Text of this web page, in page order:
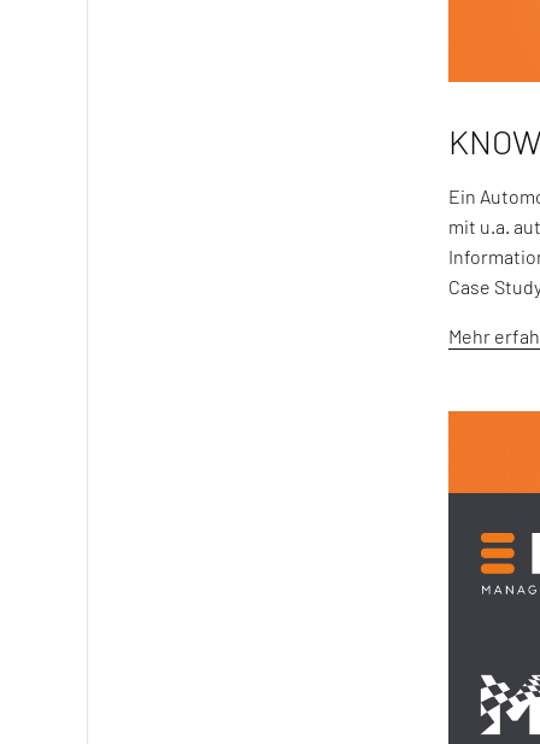
Ein
mit u.a.
Case
Mehr